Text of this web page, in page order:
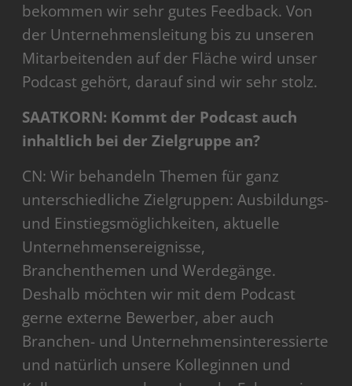
bekommen wir sehr gutes Feedback. Von
der Unternehmensleitung bis zu unseren
Mitarbeitenden auf der Fläche wird unser
Podcast gehört, darauf sind wir sehr stolz.
SAATKORN: Kommt der Podcast auch
inhaltlich bei der Zielgruppe an?
CN: Wir behandeln Themen für ganz
unterschiedliche Zielgruppen: Ausbildungs-
und Einstiegsmöglichkeiten, aktuelle
Unternehmensereignisse,
Branchenthemen und Werdegänge.
Deshalb möchten wir mit dem Podcast
gerne externe Bewerber, aber auch
Branchen- und Unternehmensinteressierte
und natürlich unsere Kolleginnen und